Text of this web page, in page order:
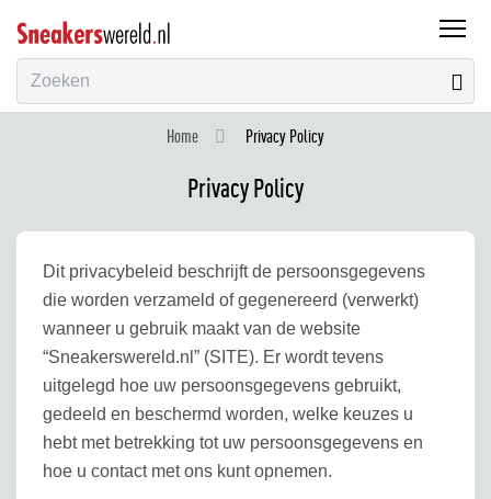
Menu
Home Privacy Policy
Privacy Policy
Dit privacybeleid beschrijft de persoonsgegevens
die worden verzameld of gegenereerd (verwerkt)
wanneer u gebruik maakt van de website
“Sneakerswereld.nl” (SITE). Er wordt tevens
uitgelegd hoe uw persoonsgegevens gebruikt,
gedeeld en beschermd worden, welke keuzes u
hebt met betrekking tot uw persoonsgegevens en
hoe u contact met ons kunt opnemen.